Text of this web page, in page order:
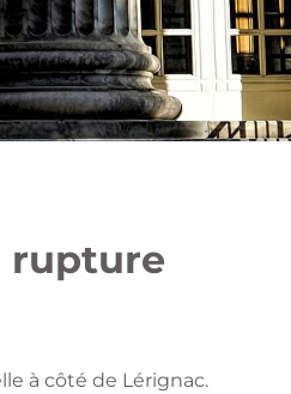
rupture
à côté de Lérignac.